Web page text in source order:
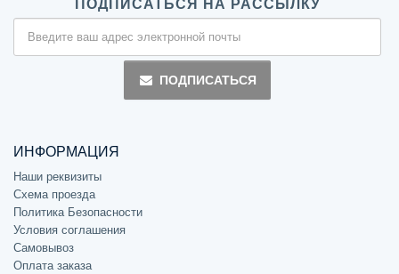
ПОДПИСАТЬСЯ НА РАССЫЛКУ
ПОДПИСАТЬСЯ
ИНФОРМАЦИЯ
Наши реквизиты
Схема проезда
Политика Безопасности
Условия соглашения
Самовывоз
Оплата заказа